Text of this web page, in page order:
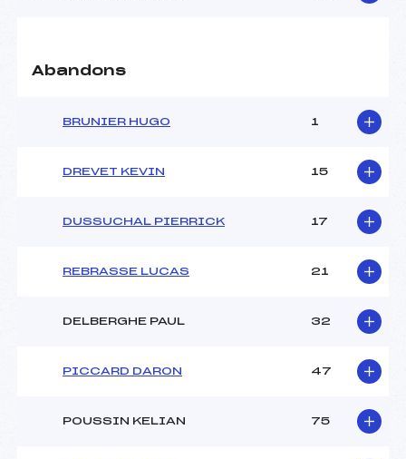
Abandons
BRUNIER HUGO 1
DREVET KEVIN 15
DUSSUCHAL PIERRICK 17
REBRASSE LUCAS 21
DELBERGHE PAUL 32
PICCARD DARON 47
POUSSIN KELIAN 75